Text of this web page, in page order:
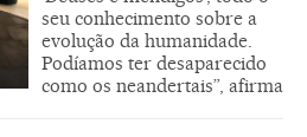
seu conhecimento sobre a
evolução da humanidade.
Podíamos ter desaparecido
como os neandertais”, afirma